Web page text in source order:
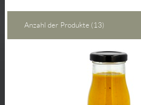
Anzahl der Produkte (13)